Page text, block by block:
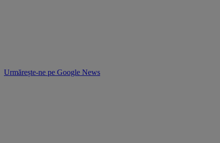
Urmărește-ne pe Google News